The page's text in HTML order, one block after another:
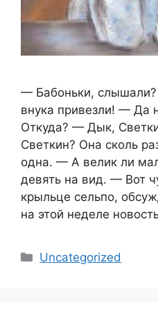
— Бабоньки, слышали?
внука привезли! — Да
Откуда? — Дык,
Светкин? Она сколь
одна. — А велик ли
девять на вид. — Вот
крыльце сельпо,
на этой неделе
Categories
Uncategorized